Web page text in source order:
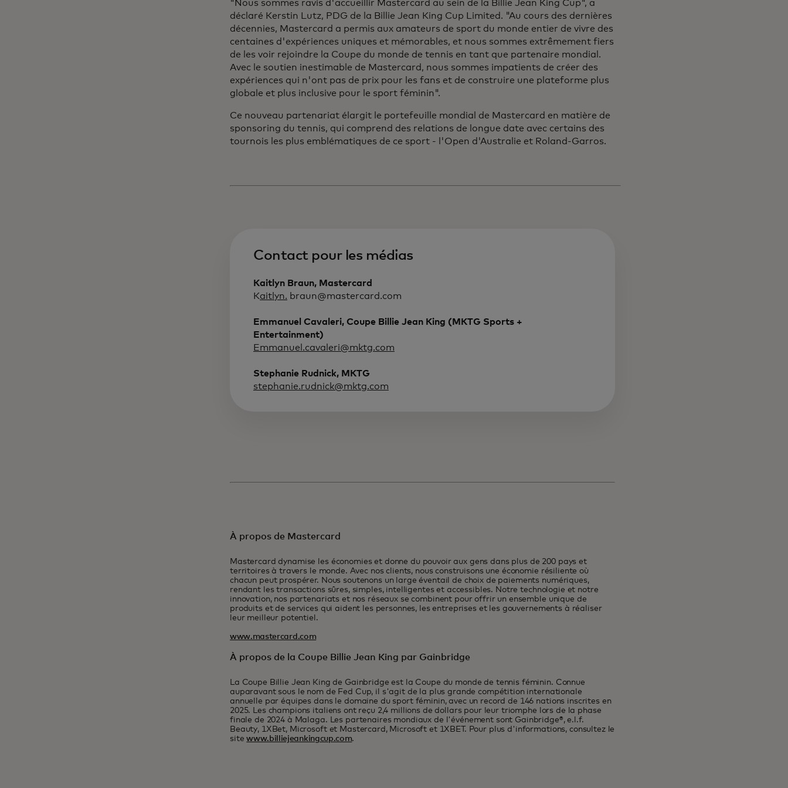
"Nous sommes ravis d'accueillir Mastercard au sein de la Billie Jean King Cup", a
déclaré Kerstin Lutz, PDG de la Billie Jean King Cup Limited. "Au cours des dernières
décennies, Mastercard a permis aux amateurs de sport du monde entier de vivre des
centaines d'expériences uniques et mémorables, et nous sommes extrêmement fiers
de les voir rejoindre la Coupe du monde de tennis en tant que partenaire mondial.
Avec le soutien inestimable de Mastercard, nous sommes impatients de créer des
expériences qui n'ont pas de prix pour les fans et de construire une plateforme plus
globale et plus inclusive pour le sport féminin".
Ce nouveau partenariat élargit le portefeuille mondial de Mastercard en matière de
sponsoring du tennis, qui comprend des relations de longue date avec certains des
tournois les plus emblématiques de ce sport - l'Open d'Australie et Roland-Garros.
Contact pour les médias
Kaitlyn Braun, Mastercard
Kaitlyn. braun@mastercard.com
Emmanuel Cavaleri, Coupe Billie Jean King (MKTG Sports +
Entertainment)
Emmanuel.cavaleri@mktg.com
Stephanie Rudnick, MKTG
stephanie.rudnick@mktg.com
À propos de Mastercard
Mastercard dynamise les économies et donne du pouvoir aux gens dans plus de 200 pays et
territoires à travers le monde. Avec nos clients, nous construisons une économie résiliente où
chacun peut prospérer. Nous soutenons un large éventail de choix de paiements numériques,
rendant les transactions sûres, simples, intelligentes et accessibles. Notre technologie et notre
innovation, nos partenariats et nos réseaux se combinent pour offrir un ensemble unique de
produits et de services qui aident les personnes, les entreprises et les gouvernements à réaliser
leur meilleur potentiel.
www.mastercard.com
À propos de la Coupe Billie Jean King par Gainbridge
La Coupe Billie Jean King de Gainbridge est la Coupe du monde de tennis féminin. Connue
auparavant sous le nom de Fed Cup, il s'agit de la plus grande compétition internationale
annuelle par équipes dans le domaine du sport féminin, avec un record de 146 nations inscrites en
2025. Les champions italiens ont reçu 2,4 millions de dollars pour leur triomphe lors de la phase
finale de 2024 à Malaga. Les partenaires mondiaux de l'événement sont Gainbridge®, e.l.f.
Beauty, 1XBet, Microsoft et Mastercard, Microsoft et 1XBET. Pour plus d'informations, consultez le
sitewww.billiejeankingcup.com.